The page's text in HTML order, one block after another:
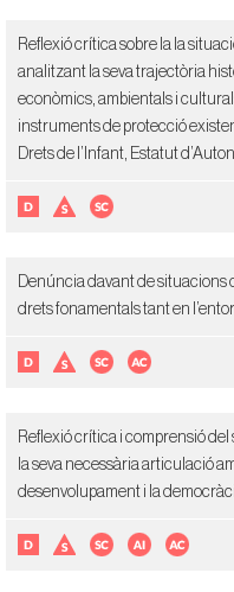
Reflexió crítica sobre la la
analitzant la seva trajectòria
econòmics, ambientals i
instruments de protecció
Drets de l’Infant, Estatut
Denúncia davant de situacions
drets fonamentals tant en
Reflexió crítica i comprensió
la seva necessària articulació
desenvolupament i la